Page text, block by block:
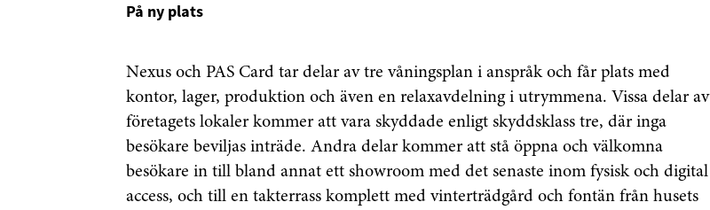
På ny plats
Nexus och PAS Card tar delar av tre våningsplan i anspråk och får plats med
kontor, lager, produktion och även en relaxavdelning i utrymmena. Vissa delar av
företagets lokaler kommer att vara skyddade enligt skyddsklass tre, där inga
besökare beviljas inträde. Andra delar kommer att stå öppna och välkomna
besökare in till bland annat ett showroom med det senaste inom fysisk och digital
access, och till en takterrass komplett med vinterträdgård och fontän från husets